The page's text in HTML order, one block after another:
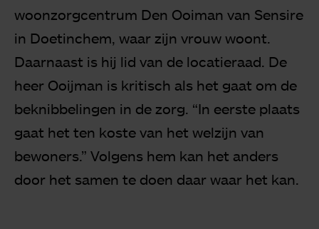
woonzorgcentrum Den Ooiman van Sensire
in Doetinchem, waar zijn vrouw woont.
Daarnaast is hij lid van de locatieraad. De
heer Ooijman is kritisch als het gaat om de
beknibbelingen in de zorg. “In eerste plaats
gaat het ten koste van het welzijn van
bewoners.” Volgens hem kan het anders
door het samen te doen daar waar het kan.